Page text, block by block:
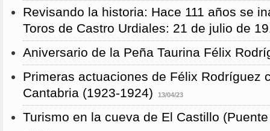
Revisando la historia: Hace 111 años se
Toros de Castro Urdiales: 21 de julio de
Aniversario de la Peña Taurina Félix
Primeras actuaciones de Félix Rodríguez
Cantabria (1923-1924)
13/04/23
Turismo en la cueva de El Castillo